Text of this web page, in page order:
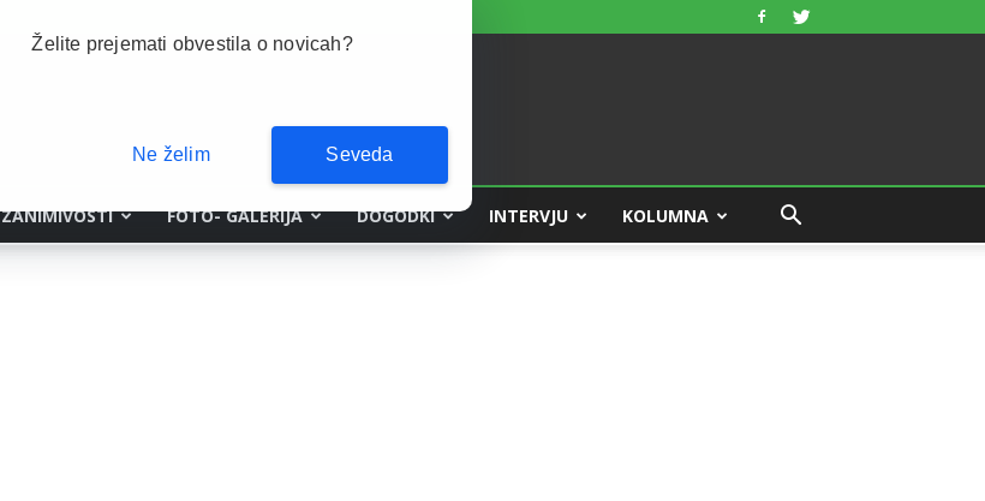
ZANIMIVOSTI FOTO- GALERIJA DOGODKI INTERVJU KOLUMNA
Želite prejemati obvestila o novicah?
Seveda
Ne želim